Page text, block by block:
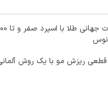
معاملات جهانی
قطعی ریزش مو با یک روش